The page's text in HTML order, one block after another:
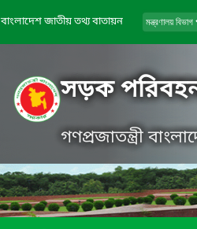
বাংলাদেশ জাতীয় তথ্য বাতায়ন
সড়ক
গণপ্রজাতন্ত্রী